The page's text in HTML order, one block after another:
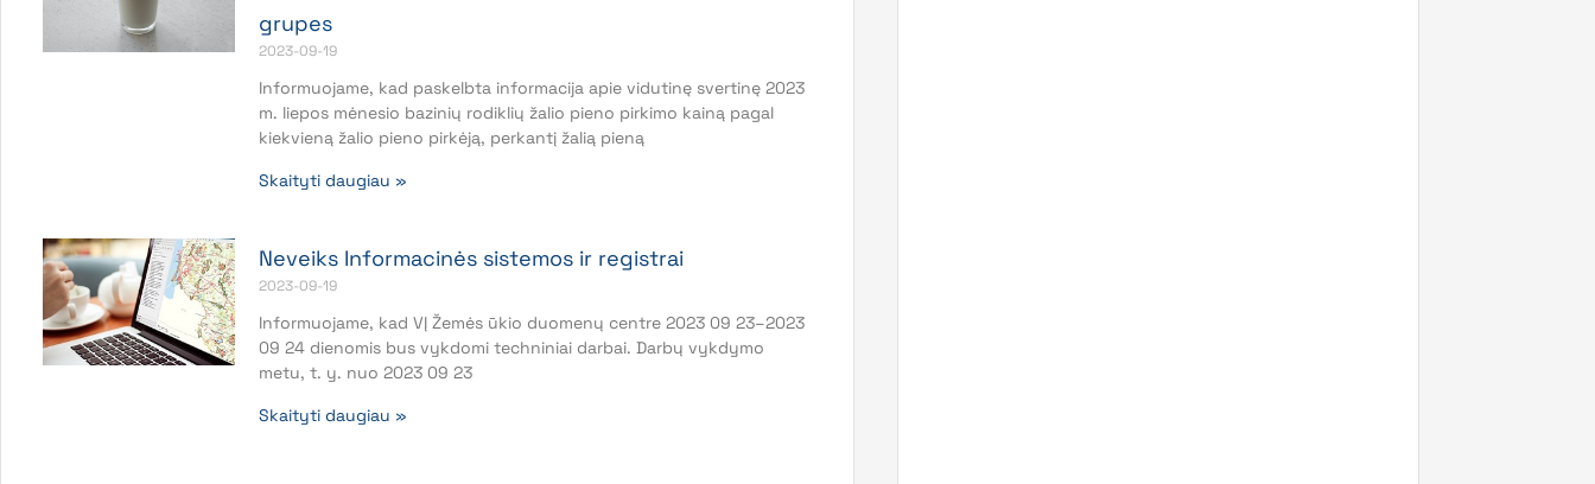
grupes
2023-09-19
Informuojame, kad paskelbta informacija apie vidutinę svertinę 2023
m. liepos mėnesio bazinių rodiklių žalio pieno pirkimo kainą pagal
kiekvieną žalio pieno pirkėją, perkantį žalią pieną
Skaityti daugiau »
Neveiks Informacinės sistemos ir registrai
2023-09-19
Informuojame, kad VĮ Žemės ūkio duomenų centre 2023 09 23–2023
09 24 dienomis bus vykdomi techniniai darbai. Darbų vykdymo
metu, t. y. nuo 2023 09 23
Skaityti daugiau »